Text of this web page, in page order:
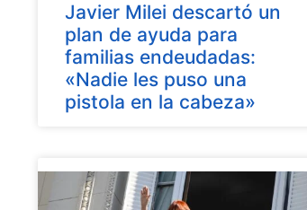
Javier Milei descartó un
plan de ayuda para
familias endeudadas:
«Nadie les puso una
pistola en la cabeza»